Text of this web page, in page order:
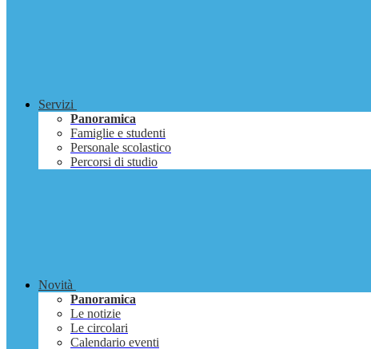
Servizi
Panoramica
Famiglie e studenti
Personale scolastico
Percorsi di studio
Novità
Panoramica
Le notizie
Le circolari
Calendario eventi